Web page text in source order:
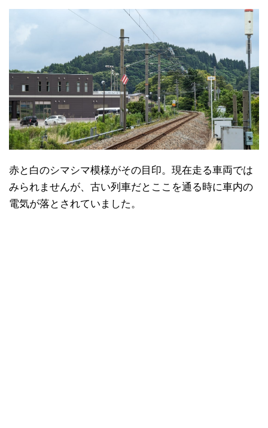
赤と白のシマシマ模様がその目印。現在走る車両では
みられませんが、古い列車だとここを通る時に車内の
電気が落とされていました。